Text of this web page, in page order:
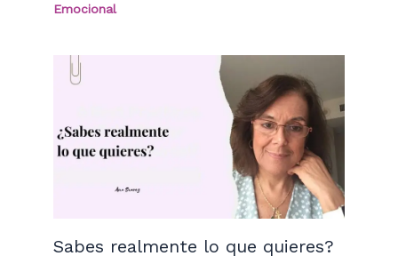
Emocional
Sabes realmente lo que quieres?